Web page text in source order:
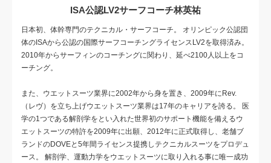
ISA公認LV2サーフコーチ林英祐
日本初、体幹専門のテクニカル・サーフコーチ。 オリンピック公認団
体のISAから公認の国際サーフコーチングライセンスLV2を取得済み。
2010年からサーフィンのコーチングに関わり、延べ2100人以上をコ
ーチング。
また、ウエットスーツ業界に2002年から身を置き、2009年にRev.
（レヴ）を立ち上げウエットスーツ業界は17年のキャリアを誇る。 医
学の1つである解剖学をとい入れた世界初のサポート機能を備えるウ
エットスーツの特許を2009年に出願、2012年に正式取得し、老舗ブ
ランドのDOVEと5年間ライセンス提携しテクニカルスーツをプロデュ
ース。 解剖学、運動力学をウエットスーツに取り入れる事に唯一成功